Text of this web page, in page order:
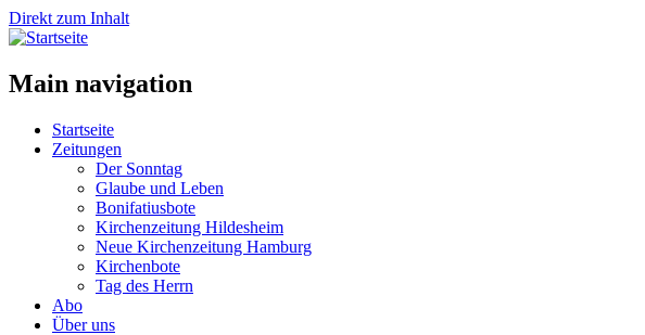
Direkt zum Inhalt
Main navigation
Startseite
Zeitungen
Der Sonntag
Glaube und Leben
Bonifatiusbote
Kirchenzeitung Hildesheim
Neue Kirchenzeitung Hamburg
Kirchenbote
Tag des Herrn
Abo
Über uns